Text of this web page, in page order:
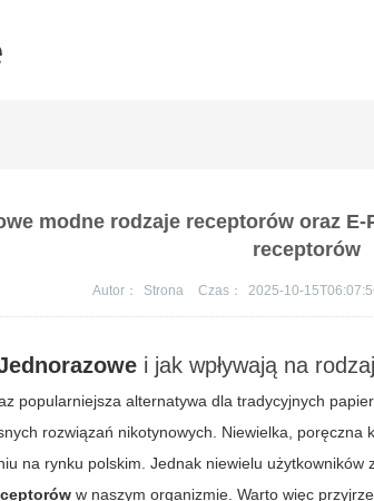
modne rodzaje receptorów oraz
receptorów
Autor： Strona Czas： 2025-10-
i jak wpływają na
popularniejsza alternatywa dla tradycyjnych
rozwiązań nikotynowych. Niewielka,
na rynku polskim. Jednak niewielu
w naszym organizmie. Warto więc